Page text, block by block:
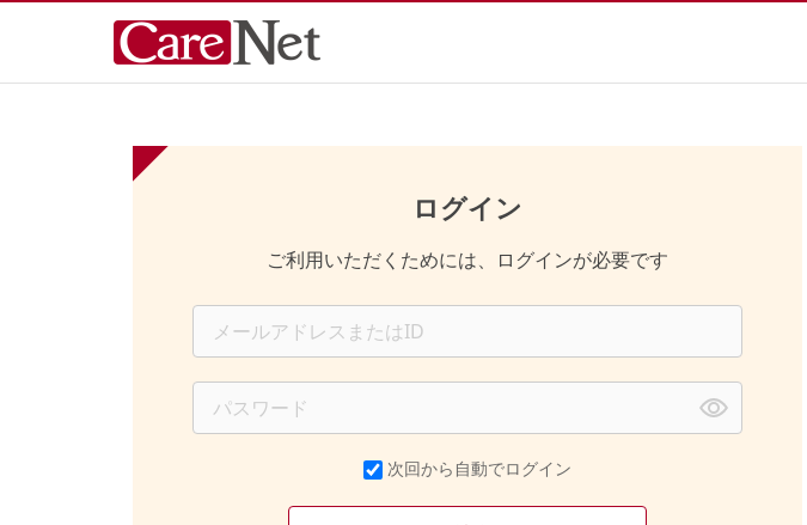
ログイン
ご利用いただくためには、ログインが必要です
次回から自動でログイン